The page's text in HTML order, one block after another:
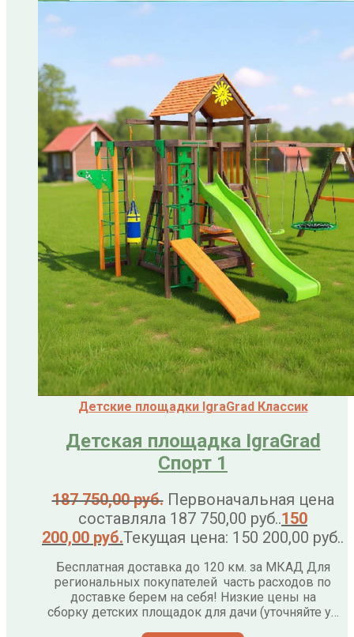
Детские площадки IgraGrad Классик
Детская площадка IgraGrad
Спорт 1
187 750,00руб. Первоначальная цена
составляла 187 750,00 руб..150
200,00 руб.Текущая цена: 150 200,00 руб..
Бесплатная доставка до 120 км. за МКАД Для
региональных покупателей часть расходов по
доставке берем на себя! Низкие цены на
сборку детских площадок для дачи (уточняйте у…